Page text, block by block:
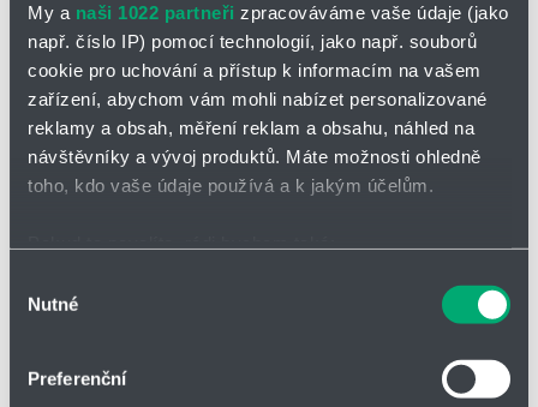
My a naši 1022 partneři zpracováváme vaše údaje (jako
např. číslo IP) pomocí technologií, jako např. souborů
cookie pro uchování a přístup k informacím na vašem
zařízení, abychom vám mohli nabízet personalizované
reklamy a obsah, měření reklam a obsahu, náhled na
návštěvníky a vývoj produktů. Máte možnosti ohledně
toho, kdo vaše údaje používá a k jakým účelům.
které mohou být přesné na několik metrů
skenování pro konkrétní charakteristiky (otisk prstu)
Zjistěte více o tom, jak zpracováváme vaše osobní
souhlasu
Nutné
Preferenční
CFA-Def0-IIB3-XXX/XXX-1,2
DN 25 až DN 400